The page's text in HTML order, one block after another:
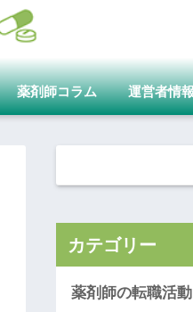
薬剤師コラム 運営者情
カテゴリー
薬剤師の転職活動